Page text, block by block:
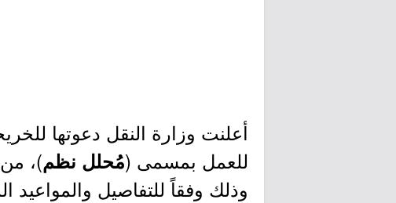
أعلنت وزارة النقل دعوتها
للعمل بمسمى (مُحلل نظم)،
وذلك وفقاً للتفاصيل والمواعيد